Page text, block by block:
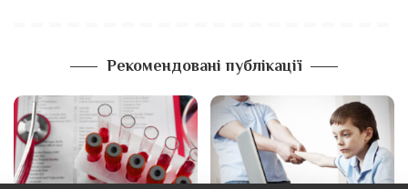
Рекомендовані публікації